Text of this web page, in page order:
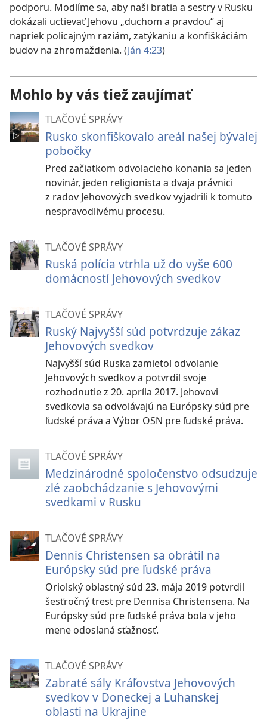
podporu. Modlíme sa, aby naši bratia a sestry v Rusku
dokázali uctievať Jehovu „duchom a pravdou“ aj
napriek policajným raziám, zatýkaniu a konfiškáciám
budov na zhromaždenia. (Ján 4:23)
Mohlo by vás tiež zaujímať
TLAČOVÉ SPRÁVY
Rusko skonfiškovalo areál našej bývalej
pobočky
Pred začiatkom odvolacieho konania sa jeden
novinár, jeden religionista a dvaja právnici
z radov Jehovových svedkov vyjadrili k tomuto
nespravodlivému procesu.
TLAČOVÉ SPRÁVY
Ruská polícia vtrhla už do vyše 600
domácností Jehovových svedkov
TLAČOVÉ SPRÁVY
Ruský Najvyšší súd potvrdzuje zákaz
Jehovových svedkov
Najvyšší súd Ruska zamietol odvolanie
Jehovových svedkov a potvrdil svoje
rozhodnutie z 20. apríla 2017. Jehovovi
svedkovia sa odvolávajú na Európsky súd pre
ľudské práva a Výbor OSN pre ľudské práva.
TLAČOVÉ SPRÁVY
Medzinárodné spoločenstvo odsudzuje
zlé zaobchádzanie s Jehovovými
svedkami v Rusku
TLAČOVÉ SPRÁVY
Dennis Christensen sa obrátil na
Európsky súd pre ľudské práva
Oriolský oblastný súd 23. mája 2019 potvrdil
šesťročný trest pre Dennisa Christensena. Na
Európsky súd pre ľudské práva bola v jeho
mene odoslaná sťažnosť.
TLAČOVÉ SPRÁVY
Zabraté sály Kráľovstva Jehovových
svedkov v Doneckej a Luhanskej
oblasti na Ukrajine